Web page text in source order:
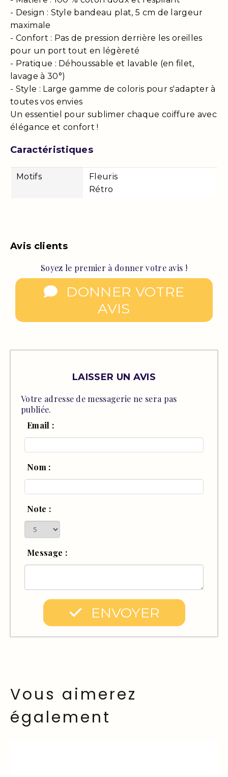
- Design : Style bandeau plat, 5 cm de largeur
maximale
- Confort : Pas de pression derrière les oreilles
pour un port tout en légèreté
- Pratique : Déhoussable et lavable (en filet,
lavage à 30°)
- Style : Large gamme de coloris pour s'adapter à
toutes vos envies
Un essentiel pour sublimer chaque coiffure avec
élégance et confort !
Caractéristiques
Motifs
Fleuris
Rétro
Avis clients
Soyez le premier à donner votre avis !
DONNER VOTRE
AVIS
LAISSER UN AVIS
Votre adresse de messagerie ne sera pas
publiée.
Email :
Nom :
Note :
Message :
ENVOYER
Vous aimerez
également